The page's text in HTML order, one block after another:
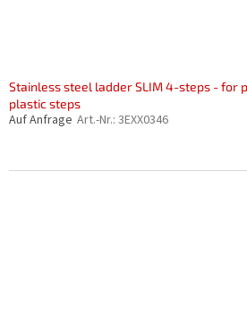
Stainless steel ladder SLIM 4-steps - for
plastic steps
Auf Anfrage Art.-Nr.: 3EXX0346